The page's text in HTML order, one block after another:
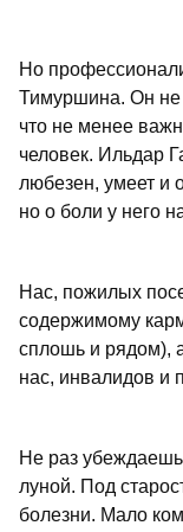
Но
Тимуршина. Он не
что не менее
человек. Ильдар
любезен, умеет и
но о боли у него
Нас, пожилых
содержимому
сплошь и рядом),
нас, инвалидов и
Не раз
луной. Под
болезни. Мало